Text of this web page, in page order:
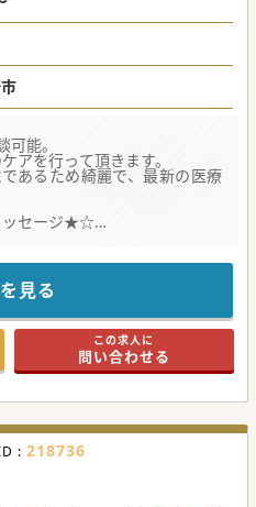
市
能。
アを行って頂きます。
あるため綺麗で、最新の医療
ッセージ★☆
遇がございます。
見る
この求人に
問い合わせる
: 218736